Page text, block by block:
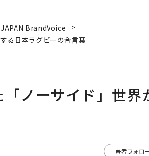
BrandVoice
る日本ラグビーの合言葉
ノーサイド」世界
著者フォロ